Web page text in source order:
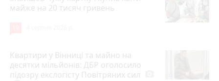
майже на 20 тисяч гривень
Квартири у Вінниці та майно на
десятки мільйонів: ДБР оголосило
підозру екслогісту Повітряних сил